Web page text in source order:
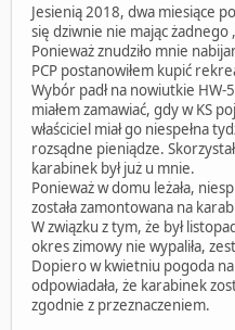
Jesienią 2018, dwa miesiące
się dziwnie nie mając żadnego
Ponieważ znudziło mnie
PCP postanowiłem kupić
Wybór padł na nowiutkie HW-
miałem zamawiać, gdy w KS
właściciel miał go niespełna
rozsądne pieniądze.
karabinek był już u mnie.
Ponieważ w domu leżała,
została zamontowana na
W związku z tym, że był
okres zimowy nie wypaliła,
Dopiero w kwietniu pogoda
odpowiadała, że karabinek
zgodnie z przeznaczeniem.